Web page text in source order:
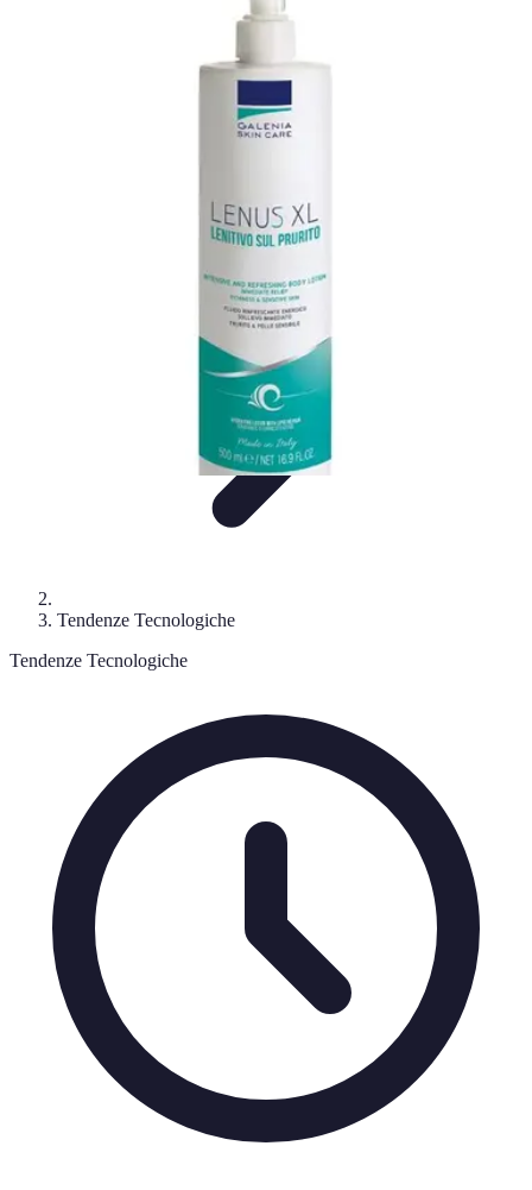
Innovazione Sostenibile Tecnologie Emergenti
Tendenze Tecnologiche
Tendenze Tecnologiche